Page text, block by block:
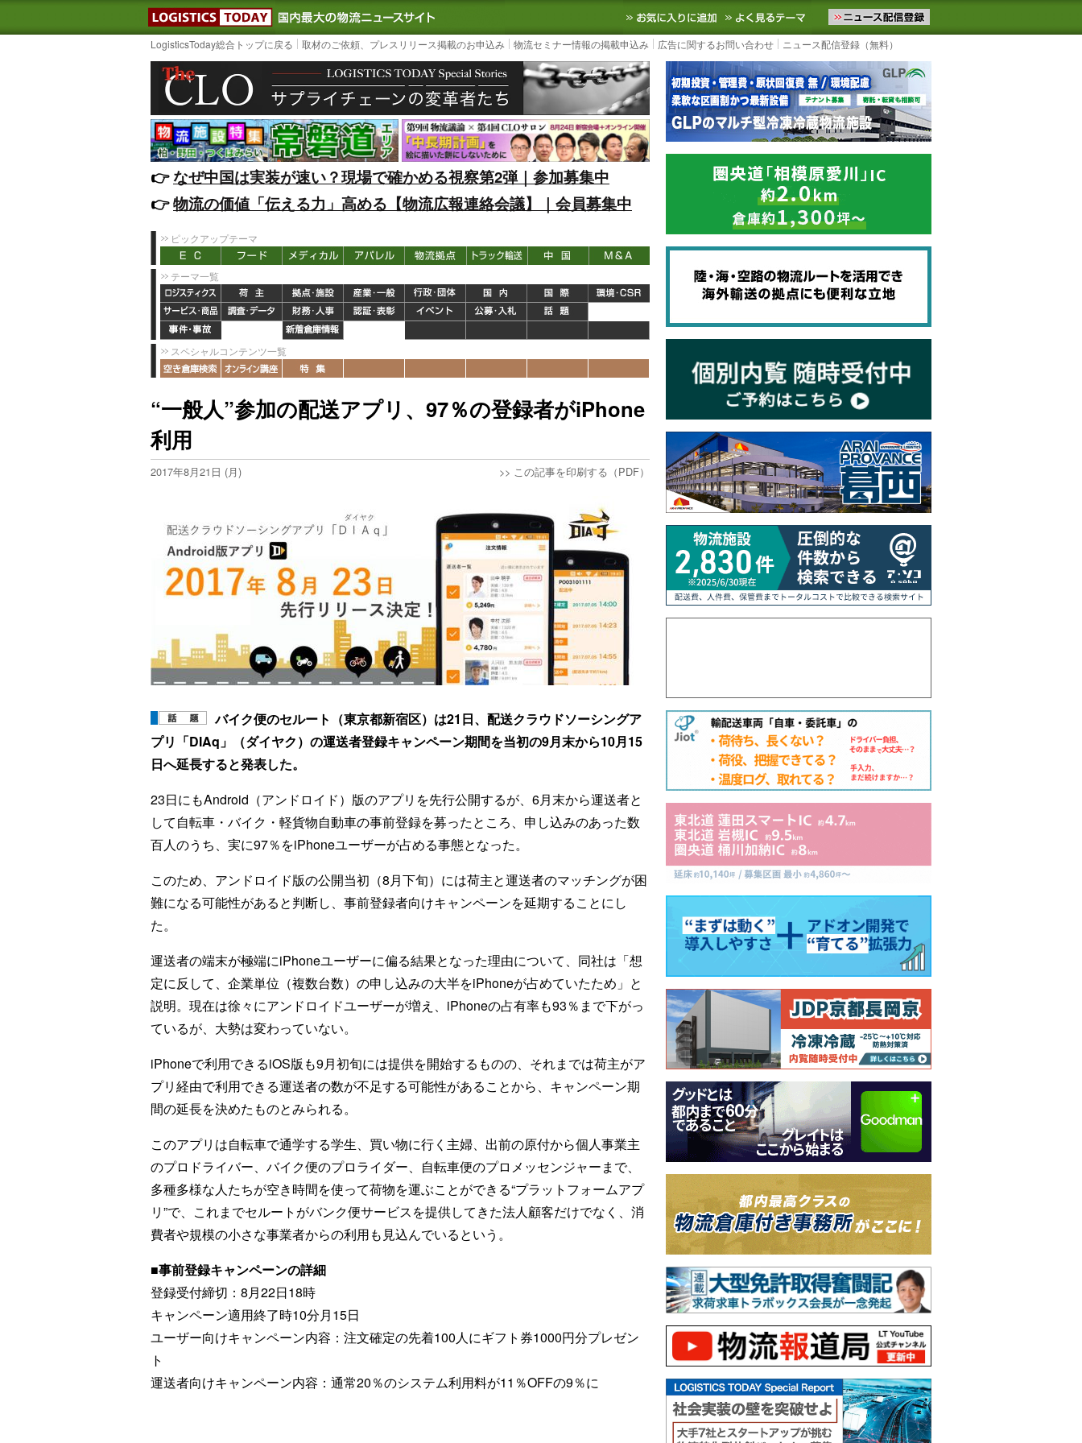
LOGISTICS TODAY｜国内最大の物流ニュースサイト3PL, SCMなど国内外の最新の物流ニュースをお届けします。物流ニュースメール配信を登録す
お気に入りに追加 よく見るテーマ
LogisticsToday総合トップに戻る 取材のご依頼、プレスリリース掲載のお申込み 物流セミナー情報の掲載申込み 広告に関するお問い合わせ ニュース配信登録（無料）
👉️なぜ中国は実装が速い？現場で確かめる視察第2弾｜参加募集中
👉️物流の価値「伝える力」高める【物流広報連絡会議】｜会員募集中
ピックアップテーマ
テーマ一覧
スペシャルコンテンツ一覧
“一般人”参加の配送アプリ、97％の登録者がiPhone
利用
2017年8月21日 (月) >> この記事を印刷する（PDF）
バイク便のセルート（東京都新宿区）は21日、配送クラウドソーシングア
プリ「DIAq」（ダイヤク）の運送者登録キャンペーン期間を当初の9月末から10月15
日へ延長すると発表した。
23日にもAndroid（アンドロイド）版のアプリを先行公開するが、6月末から運送者と
して自転車・バイク・軽貨物自動車の事前登録を募ったところ、申し込みのあった数
百人のうち、実に97％をiPhoneユーザーが占める事態となった。
このため、アンドロイド版の公開当初（8月下旬）には荷主と運送者のマッチングが困
難になる可能性があると判断し、事前登録者向けキャンペーンを延期することにし
た。
運送者の端末が極端にiPhoneユーザーに偏る結果となった理由について、同社は「想
定に反して、企業単位（複数台数）の申し込みの大半をiPhoneが占めていたため」と
説明。現在は徐々にアンドロイドユーザーが増え、iPhoneの占有率も93％まで下がっ
ているが、大勢は変わっていない。
iPhoneで利用できるiOS版も9月初旬には提供を開始するものの、それまでは荷主がア
プリ経由で利用できる運送者の数が不足する可能性があることから、キャンペーン期
間の延長を決めたものとみられる。
このアプリは自転車で通学する学生、買い物に行く主婦、出前の原付から個人事業主
のプロドライバー、バイク便のプロライダー、自転車便のプロメッセンジャーまで、
多種多様な人たちが空き時間を使って荷物を運ぶことができる“プラットフォームアプ
リ”で、これまでセルートがバンク便サービスを提供してきた法人顧客だけでなく、消
費者や規模の小さな事業者からの利用も見込んでいるという。
■事前登録キャンペーンの詳細
登録受付締切：8月22日18時
キャンペーン適用終了時10分月15日
ユーザー向けキャンペーン内容：注文確定の先着100人にギフト券1000円分プレゼン
ト
運送者向けキャンペーン内容：通常20％のシステム利用料が11％OFFの9％に